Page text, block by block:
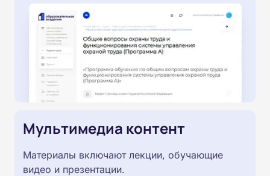
Мультимедиа контент
Материалы включают лекции, обучающие
видео и презентации.